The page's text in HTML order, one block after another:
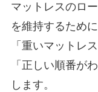
マットレスのロ
を維持するため
「重いマットレ
「正しい順番が
します。